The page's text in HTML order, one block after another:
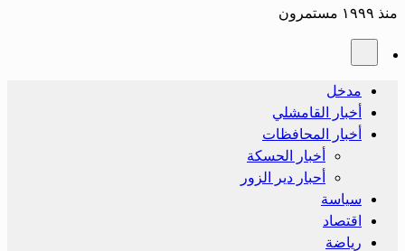
منذ ١٩٩٩ مستمرون
مدخل
أخبار القامشلي
أخبار المحافظات
أخبار الحسكة
أحبار دير الزور
سياسة
اقتصاد
رياضة